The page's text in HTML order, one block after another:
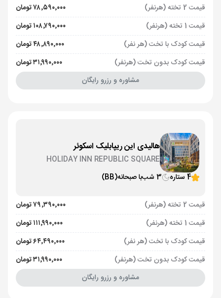
قیمت 2 تخته (هرنفر)
۷۸٬۵۹۰٬۰۰۰ تومان
قیمت 1 تخته (هرنفر)
۱۰۸٬۷۹۰٬۰۰۰ تومان
قیمت کودک با تخت (هر نفر)
۴۸٬۸۹۰٬۰۰۰ تومان
قیمت کودک بدون تخت (هرنفر)
۳۱٬۹۹۰٬۰۰۰ تومان
مشاوره و رزرو رایگان
هالیدی این ریپابلیک اسکوئر
HOLIDAY INN REPUBLIC SQUARE
4 ستاره
3 شب با صبحانه(BB)
قیمت 2 تخته (هرنفر)
۷۹٬۳۹۰٬۰۰۰ تومان
قیمت 1 تخته (هرنفر)
۱۱۱٬۹۹۰٬۰۰۰ تومان
قیمت کودک با تخت (هر نفر)
۶۴٬۴۹۰٬۰۰۰ تومان
قیمت کودک بدون تخت (هرنفر)
۳۱٬۹۹۰٬۰۰۰ تومان
مشاوره و رزرو رایگان